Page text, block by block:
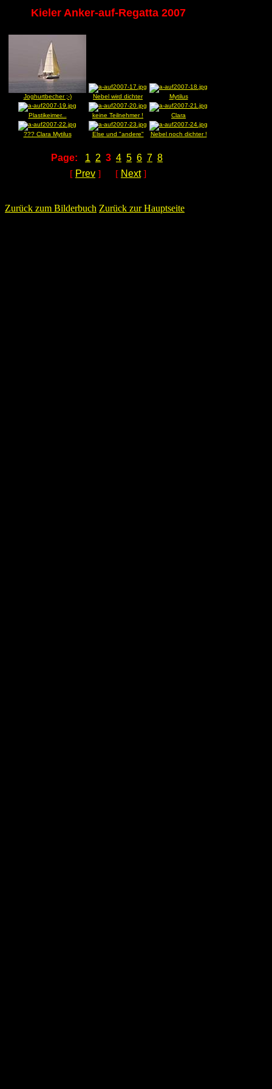
Kieler Anker-auf-Regatta 2007
Joghurtbecher ;-) Nebel wird dichter Mytilus
Plastikeimer... keine Teilnehmer ! Clara
??? Clara Mytilus Else und "andere" Nebel noch dichter !
Page: 1 2 3 4 5 6 7 8
[ Prev ] [ Next]
Zurück zum Bilderbuch Zurück zur Hauptseite